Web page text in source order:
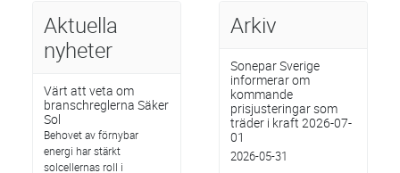
Aktuella
nyheter
Värt att veta om
branschreglerna Säker
Sol
Behovet av förnybar
energi har stärkt
solcellernas roll i
Arkiv
Sonepar Sverige
informerar om
kommande
prisjusteringar som
träder i kraft 2026-07-
01
2026-05-31